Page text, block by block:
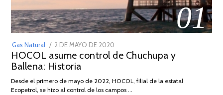
01
Gas Natural
POSTED
ON
2 DE MAYO DE 2020
DE
2026
HOCOL asume control de Chuchupa y
Ballena: Historia
Desde el primero de mayo de 2022, HOCOL, filial de la estatal
Ecopetrol, se hizo al control de los campos …